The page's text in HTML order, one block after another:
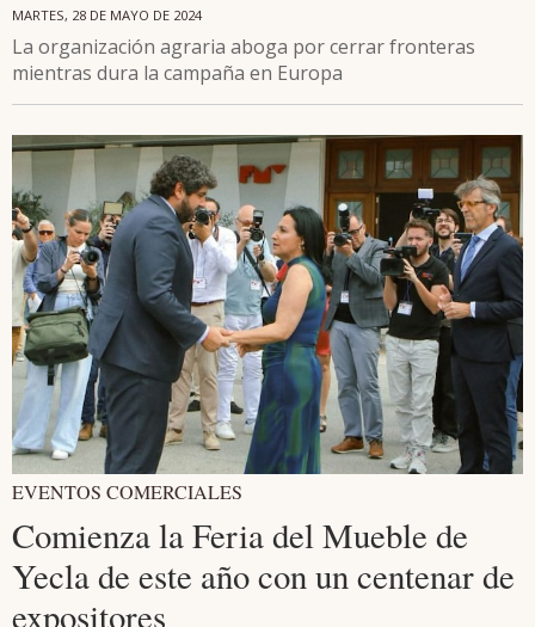
MARTES, 28 DE MAYO DE 2024
La organización agraria aboga por cerrar fronteras
mientras dura la campaña en Europa
EVENTOS COMERCIALES
Comienza la Feria del Mueble de
Yecla de este año con un centenar de
expositores